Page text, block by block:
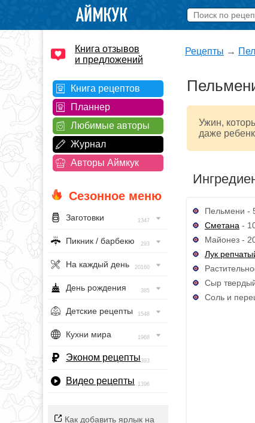
Книга отзывов
и предложений
Книга рецептов
Планнер
Любимые авторы
Журнал
Авторы Аймкук
Сезонное меню
Заготовки 1347
Пикник / барбекю 293
На каждый день 20160
День рождения 385
Детские рецепты 1548
Кухни мира 1968
Эконом рецепты393
Видео рецепты 1396
Как добавить ярлык на
Рецепты →
Ужин,
даже
Пельмени -
Сметана -
Майонез -
Лук
Сыр
Соль и